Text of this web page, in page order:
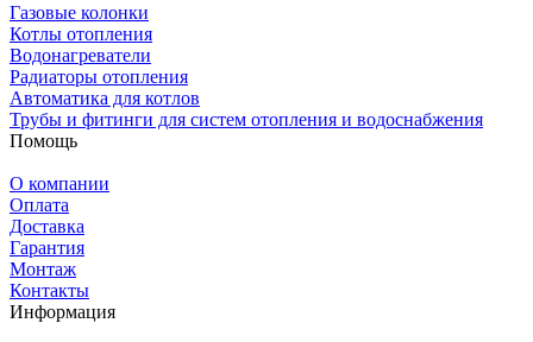
Газовые колонки
Котлы отопления
Водонагреватели
Радиаторы отопления
Автоматика для котлов
Трубы и фитинги для систем отопления и водоснабжения
Помощь
О компании
Оплата
Доставка
Гарантия
Монтаж
Контакты
Информация